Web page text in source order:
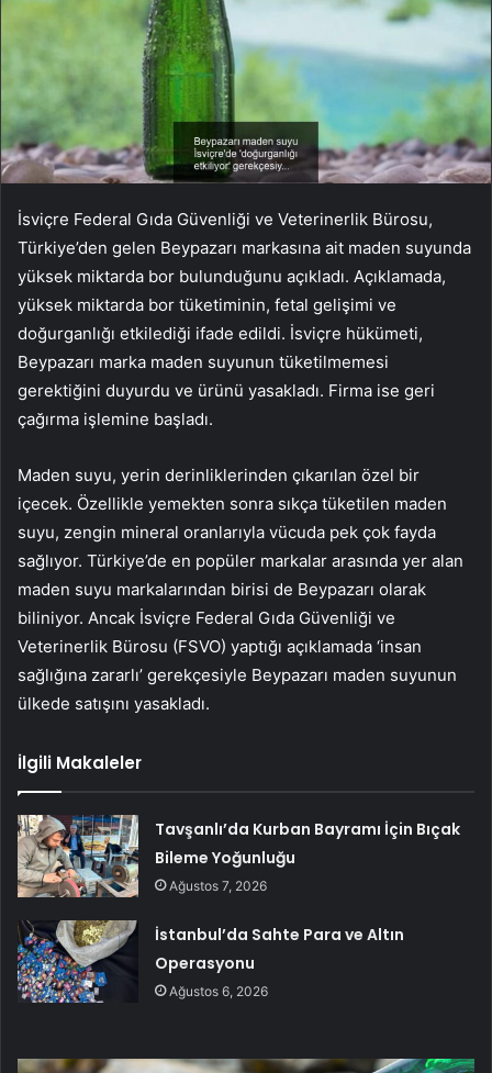
İsviçre Federal Gıda Güvenliği ve Veterinerlik Bürosu,
Türkiye’den gelen Beypazarı markasına ait maden suyunda
yüksek miktarda bor bulunduğunu açıkladı. Açıklamada,
yüksek miktarda bor tüketiminin, fetal gelişimi ve
doğurganlığı etkilediği ifade edildi. İsviçre hükümeti,
Beypazarı marka maden suyunun tüketilmemesi
gerektiğini duyurdu ve ürünü yasakladı. Firma ise geri
çağırma işlemine başladı.
Maden suyu, yerin derinliklerinden çıkarılan özel bir
içecek. Özellikle yemekten sonra sıkça tüketilen maden
suyu, zengin mineral oranlarıyla vücuda pek çok fayda
sağlıyor. Türkiye’de en popüler markalar arasında yer alan
maden suyu markalarından birisi de Beypazarı olarak
biliniyor. Ancak İsviçre Federal Gıda Güvenliği ve
Veterinerlik Bürosu (FSVO) yaptığı açıklamada ‘insan
sağlığına zararlı’ gerekçesiyle Beypazarı maden suyunun
ülkede satışını yasakladı.
İlgili Makaleler
Tavşanlı’da Kurban Bayramı İçin Bıçak
Bileme Yoğunluğu
Ağustos 7, 2026
İstanbul’da Sahte Para ve Altın
Operasyonu
Ağustos 6, 2026